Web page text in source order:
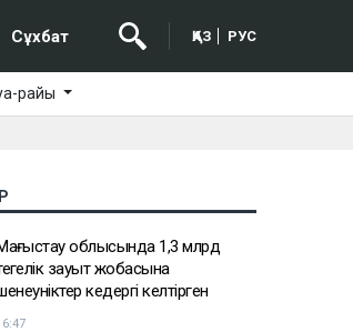
Сұхбат ҚАЗ РУС
райы
облысында 1,3 млрд
зауыт жобасына
кедергі келтірген